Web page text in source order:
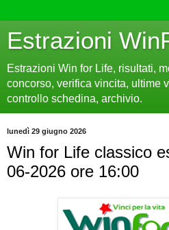
Estrazioni
Estrazioni Win for Life, risultati,
concorso, verifica vincita, ultime
controllo schedina, archivio.
lunedì 29 giugno 2026
Win for Life classico
06-2026 ore 16:00